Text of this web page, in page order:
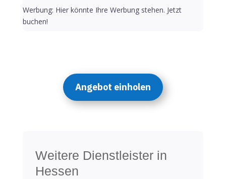
Werbung: Hier könnte Ihre Werbung stehen. Jetzt
buchen!
Angebot einholen
Weitere Dienstleister in
Hessen